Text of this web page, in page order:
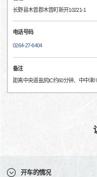
长野县木曾郡木曾町新开10221-1
电话号码
0264-27-6404
备注
距离中央道盐尻IC约60分钟、中中津
开车的情况